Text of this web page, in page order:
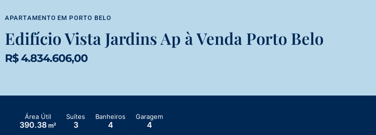
APARTAMENTO EM PORTO BELO
Edifício Vista Jardins Ap à Venda Porto Belo
R$ 4.834.606,00
Área Útil
390.38 m²
Suítes
3
Banheiros
4
Garagem
4